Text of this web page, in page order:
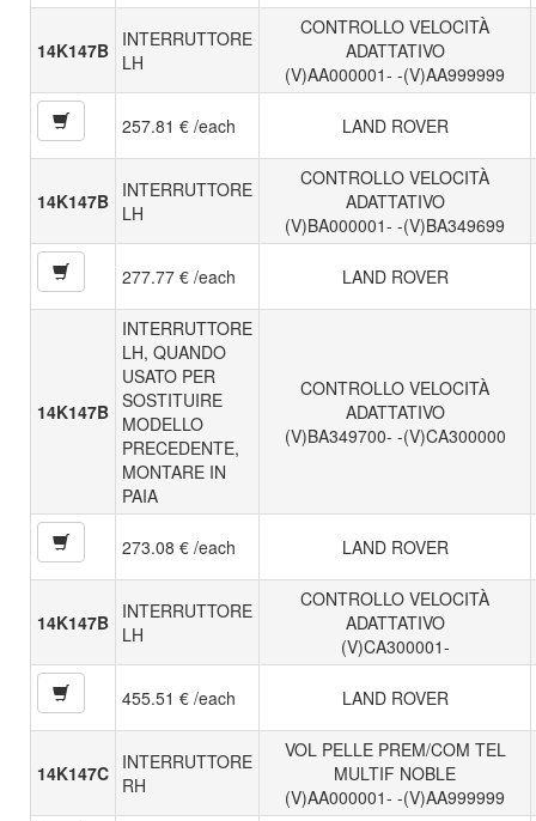
14K147B INTERRUTTORE
LH
CONTROLLO VELOCITÀ
ADATTATIVO
(V)AA000001- -(V)AA999999
257.81 € /each LAND ROVER
14K147B INTERRUTTORE
LH
CONTROLLO VELOCITÀ
ADATTATIVO
(V)BA000001- -(V)BA349699
277.77 € /each LAND ROVER
14K147B
INTERRUTTORE
LH, QUANDO
USATO PER
SOSTITUIRE
MODELLO
PRECEDENTE,
MONTARE IN
PAIA
CONTROLLO VELOCITÀ
ADATTATIVO
(V)BA349700- -(V)CA300000
273.08 € /each LAND ROVER
14K147B INTERRUTTORE
LH
CONTROLLO VELOCITÀ
ADATTATIVO
(V)CA300001-
455.51 € /each LAND ROVER
14K147C INTERRUTTORE
RH
VOL PELLE PREM/COM TEL
MULTIF NOBLE
(V)AA000001- -(V)AA999999